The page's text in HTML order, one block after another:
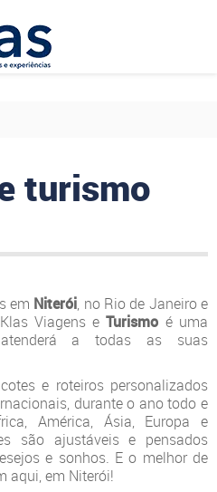
turismo
em Niterói, no Rio de Janeiro e
Viagens eTurismo é uma
a todas as suas
e roteiros personalizados
durante o ano todo e
América, Ásia, Europa e
são ajustáveis e pensados
e sonhos. E o melhor de
aqui, em Niterói!